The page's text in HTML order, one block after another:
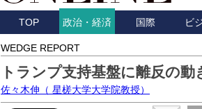
TOP 政治・経済 国際 ビ
WEDGE REPORT
トランプ支持基盤に離反の
佐々木伸 （ 星槎大学大学院教授）